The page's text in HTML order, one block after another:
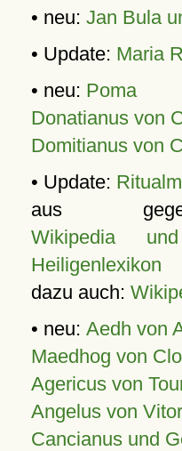
• neu: Jan Bula
• Update: Maria
• neu: Poma
Donatianus von
Domitianus von
• Update:
aus
Wikipedia
Heiligenlexikon
dazu auch:
• neu: Aedh von
Maedhog von
Agericus von
Angelus von
Cancianus und